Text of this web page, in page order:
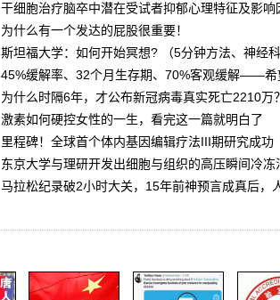
干细胞治疗脑卒中潜在受试者抑郁心理特征及影
为什么有一个发达的屁股很重要！
斯坦福大学：如何开始冥想? （5分钟方法、神经
45%缓解率、32个月生存期、70%客观缓解——希
为什么时隔6年，才公布新冠病毒真实死亡2210万
激素如何硬控女性的一生，看完这一篇就明白了
里程碑！全球首个体内基因编辑疗法III期研究成功
东京大学与理研开发出细胞与组织的高压瞬间冷
马拉松纪录破2小时大关，15年前神预言成真后，